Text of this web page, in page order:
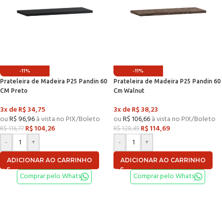
-11%
Prateleira de Madeira P25 Pandin 60
CM Preto
3x deR$34,75
ouR$ 96,96à vista no PIX/Boleto
R$116,77 R$104,26
-
+
ADICIONAR AO CARRINHO
Comprar pelo Whats
-11%
Prateleira de Madeira P25 Pandin 60
Cm Walnut
3x deR$38,23
ouR$106,66à vista no PIX/Boleto
R$128,45 R$114,69
-
+
ADICIONAR AO CARRINHO
Comprar pelo Whats